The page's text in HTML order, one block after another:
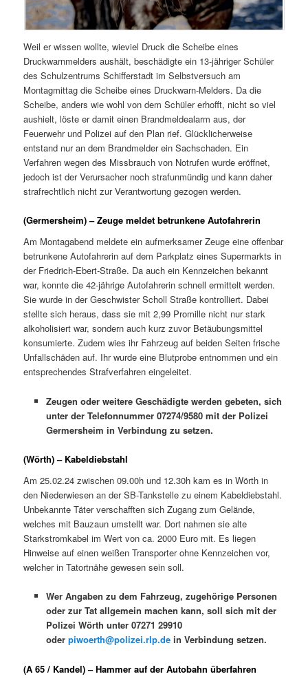
Weil er wissen wollte, wieviel Druck die Scheibe eines
Druckwarnmelders aushält, beschädigte ein 13-jähriger Schüler
des Schulzentrums Schifferstadt im Selbstversuch am
Montagmittag die Scheibe eines Druckwarn-Melders. Da die
Scheibe, anders wie wohl von dem Schüler erhofft, nicht so viel
aushielt, löste er damit einen Brandmeldealarm aus, der
Feuerwehr und Polizei auf den Plan rief. Glücklicherweise
entstand nur an dem Brandmelder ein Sachschaden. Ein
Verfahren wegen des Missbrauch von Notrufen wurde eröffnet,
jedoch ist der Verursacher noch strafunmündig und kann daher
strafrechtlich nicht zur Verantwortung gezogen werden.
(Germersheim) – Zeuge meldet betrunkene Autofahrerin
Am Montagabend meldete ein aufmerksamer Zeuge eine offenbar
betrunkene Autofahrerin auf dem Parkplatz eines Supermarkts in
der Friedrich-Ebert-Straße. Da auch ein Kennzeichen bekannt
war, konnte die 42-jährige Autofahrerin schnell ermittelt werden.
Sie wurde in der Geschwister Scholl Straße kontrolliert. Dabei
stellte sich heraus, dass sie mit 2,99 Promille nicht nur stark
alkoholisiert war, sondern auch kurz zuvor Betäubungsmittel
konsumierte. Zudem wies ihr Fahrzeug auf beiden Seiten frische
Unfallschäden auf. Ihr wurde eine Blutprobe entnommen und ein
entsprechendes Strafverfahren eingeleitet.
Zeugen oder weitere Geschädigte werden gebeten, sich
unter der Telefonnummer 07274/9580 mit der Polizei
Germersheim in Verbindung zu setzen.
(Wörth) – Kabeldiebstahl
Am 25.02.24 zwischen 09.00h und 12.30h kam es in Wörth in
den Niederwiesen an der SB-Tankstelle zu einem Kabeldiebstahl.
Unbekannte Täter verschafften sich Zugang zum Gelände,
welches mit Bauzaun umstellt war. Dort nahmen sie alte
Starkstromkabel im Wert von ca. 2000 Euro mit. Es liegen
Hinweise auf einen weißen Transporter ohne Kennzeichen vor,
welcher in Tatortnähe gewesen sein soll.
Wer Angaben zu dem Fahrzeug, zugehörige Personen
oder zur Tat allgemein machen kann, soll sich mit der
Polizei Wörth unter 07271 29910
oder piwoerth@polizei.rlp.dein Verbindung setzen.
(A 65 / Kandel) – Hammer auf der Autobahn überfahren